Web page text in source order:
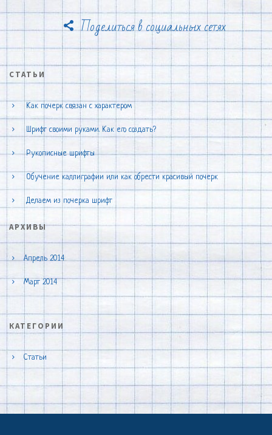
Поделиться в социальных сетях
СТАТЬИ
Как почерк связан с характером
Шрифт своими руками. Как его создать?
Рукописные шрифты
Обучение каллиграфии или как обрести красивый почерк
Делаем из почерка шрифт
АРХИВЫ
Апрель 2014
Март 2014
КАТЕГОРИИ
Статьи